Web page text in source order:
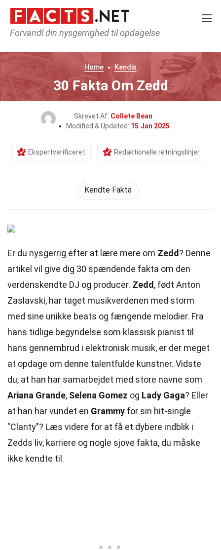
Forvandl din nysgerrighed til opdagelse
Home Kendis
30 Fakta Om Zedd
Skrevet Af: Collete Bean
Modified & Updated: 15 Jan 2025
Ekspertverificeret Redaktionelle retningslinjer
Kendte Fakta
Er du nysgerrig efter at lære mere om Zedd ? Denne
artikel vil give dig 30 spændende fakta om den
verdenskendte DJ og producer. Zedd , født Anton
Zaslavski, har taget musikverdenen med storm
med sine unikke beats og fængende melodier. Fra
hans tidlige begyndelse som klassisk pianist til
hans gennembrud i elektronisk musik, er der meget
at opdage om denne talentfulde kunstner. Vidste
du, at han har samarbejdet med store navne som
Ariana Grande, Selena Gomez og Lady Gaga? Eller
at han har vundet en Grammy for sin hit-single
"Clarity"? Læs videre for at få et dybere indblik i
Zedds liv, karriere og nogle sjove fakta, du måske
ikke kendte til.